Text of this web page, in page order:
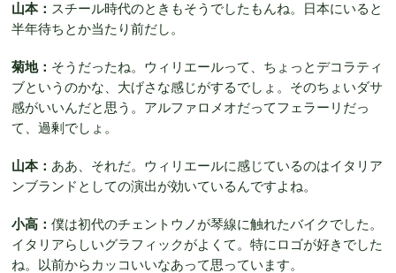
山本： スチール時代のときもそうでしたもんね。日本にいると
半年待ちとか当たり前だし。
菊地： そうだったね。ウィリエールって、ちょっとデコラティ
ブというのかな、大げさな感じがするでしょ。そのちょいダサ
感がいいんだと思う。アルファロメオだってフェラーリだっ
て、過剰でしょ。
山本： ああ、それだ。ウィリエールに感じているのはイタリア
ンブランドとしての演出が効いているんですよね。
小高：僕は初代のチェントウノが琴線に触れたバイクでした。
イタリアらしいグラフィックがよくて。特にロゴが好きでした
ね。以前からカッコいいなあって思っています。